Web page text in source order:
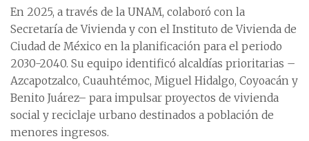
En 2025, a través de la UNAM, colaboró con la
Secretaría de Vivienda y con el Instituto de Vivienda de
Ciudad de México en la planificación para el periodo
2030-2040. Su equipo identificó alcaldías prioritarias –
Azcapotzalco, Cuauhtémoc, Miguel Hidalgo, Coyoacán y
Benito Juárez– para impulsar proyectos de vivienda
social y reciclaje urbano destinados a población de
menores ingresos.